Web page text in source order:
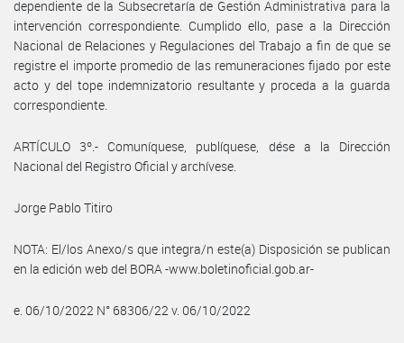
dependiente de la Subsecretaría de Gestión Administrativa para la
intervención correspondiente. Cumplido ello, pase a la Dirección
Nacional de Relaciones y Regulaciones del Trabajo a fin de que se
registre el importe promedio de las remuneraciones fijado por este
acto y del tope indemnizatorio resultante y proceda a la guarda
correspondiente.
ARTÍCULO 3º.- Comuníquese, publíquese, dése a la Dirección
Nacional del Registro Oficial y archívese.
Jorge Pablo Titiro
NOTA: El/los Anexo/s que integra/n este(a) Disposición se publican
en la edición web del BORA -www.boletinoficial.gob.ar-
e. 06/10/2022 N° 68306/22 v. 06/10/2022